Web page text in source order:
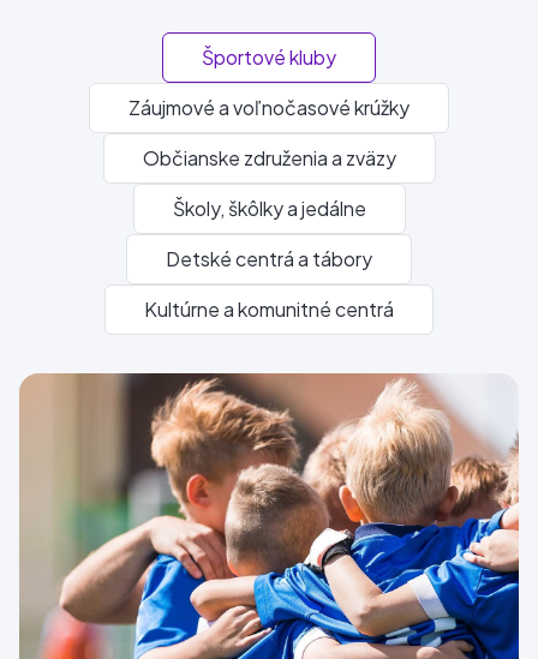
Športové kluby
Záujmové a voľnočasové krúžky
Občianske združenia a zväzy
Školy, škôlky a jedálne
Detské centrá a tábory
Kultúrne a komunitné centrá